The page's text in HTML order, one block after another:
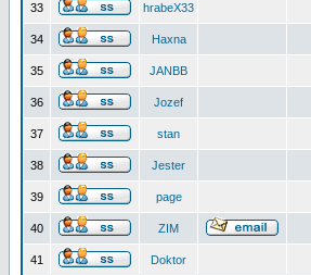
33 hrabeX33
34 Haxna
35 JANBB
36 Jozef
37 stan
38 Jester
39 page
40 ZIM
41 Doktor